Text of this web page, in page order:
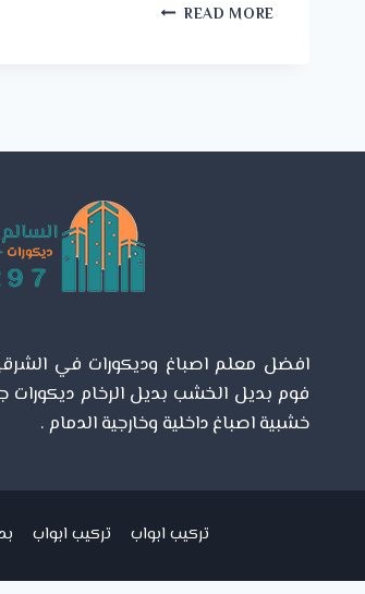
READ MOREمنسق
تنسيق
الشرقية
افضل معلم اصباغ وديكورات في
فوم بديل الخشب بديل الرخام ديكورات
خشبية اصباغ داخلية وخارجية الدمام .
تركيب ابواب تركيب ابواب